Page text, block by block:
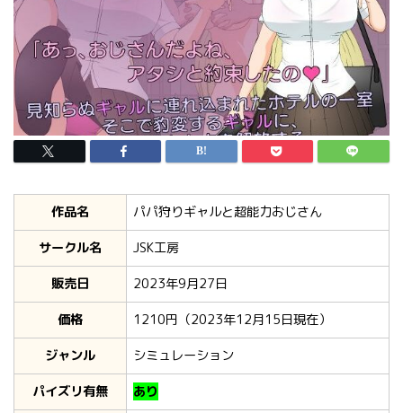
作品名
パパ狩りギャルと超能力おじさん
サークル名
JSK工房
販売日
2023年9月27日
価格
1210円（2023年12月15日現在）
ジャンル
シミュレーション
パイズリ有無
あり